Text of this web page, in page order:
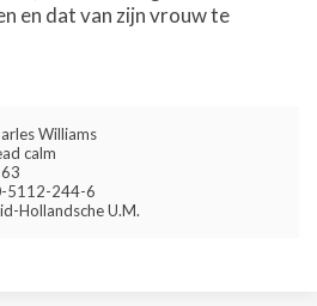
en dat van zijn vrouw te
Williams
calm
5112-244-6
Hollandsche U.M.